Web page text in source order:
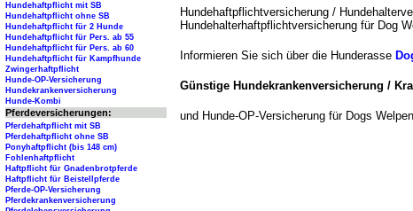
Hundehaftpflichtversicherung /
Hundehalterhaftpflichtversicherung für Dog
Informieren Sie sich über die Hunderasse
Günstige Hundekrankenversicherung /
und Hunde-OP-Versicherung für Dogs Welpen
Hundehaftpflicht mit SB
Hundehaftpflicht ohne SB
Hundehaftpflicht für 2 Hunde
Hundehaftpflicht für Pers. ab 55
Hundehaftpflicht für Pers. ab 60
Hundehaftpflicht für Kampfhunde
Zwingerhaftpflicht
Hunde-OP-Versicherung
Hundekrankenversicherung
Hunde-Kombi
Pferdeversicherungen:
Pferdehaftpflicht mit SB
Pferdehaftpflicht ohne SB
Ponyhaftpflicht (bis 148 cm)
Fohlenhaftpflicht
Haftpflicht für Gnadenbrotpferde
Haftpflicht für Beistellpferde
Pferde-OP-Versicherung
Pferdekrankenversicherung